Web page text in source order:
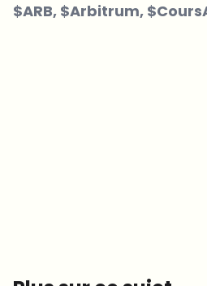
$ARB, $Arbitrum,